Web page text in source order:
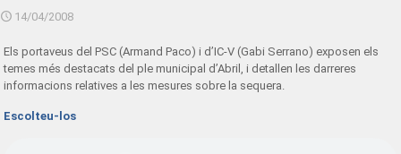
14/04/2008
Els portaveus del PSC (Armand Paco) i d’IC-V (Gabi Serrano) exposen els
temes més destacats del ple municipal d’Abril, i detallen les darreres
informacions relatives a les mesures sobre la sequera.
Escolteu-los